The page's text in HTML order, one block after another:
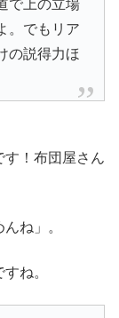
で上の立場
。でもリア
の説得力ほ
す！布団屋さん
ね」。
ね。